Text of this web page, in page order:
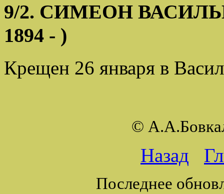
9/2. СИМЕОН
1894 - )
Крещен 26 января в
©
Назад
Последнее